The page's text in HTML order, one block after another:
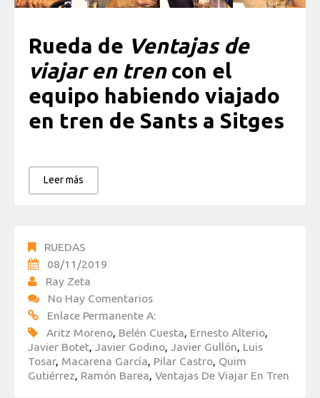
Rueda de Ventajas de
viajar en trencon el
equipo habiendo viajado
en tren de Sants a Sitges
Leer más
RUEDAS
08/11/2019
Ray Zeta
No Hay Comentarios
Enlace Permanente A:
Aritz Moreno, Belén Cuesta, Ernesto Alterio,
Javier Botet, Javier Godino, Javier Gullón, Luis
Tosar, Macarena García, Pilar Castro, Quim
Gutiérrez, Ramón Barea, Ventajas De Viajar En Tren